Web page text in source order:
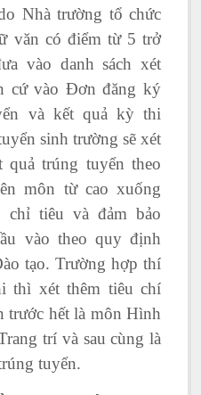
Nhà trường tổ chức
văn có điểm từ 5 trở
vào danh sách xét
cứ vào Đơn đăng ký
và kết quả kỳ thi
sinh trường sẽ xét
trúng tuyển theo
môn từ cao xuống
tiêu và đảm bảo
vào theo quy định
tạo. Trường hợp thí
thì xét thêm tiêu chí
trước hết là môn Hình
trí và sau cùng là
tuyển.